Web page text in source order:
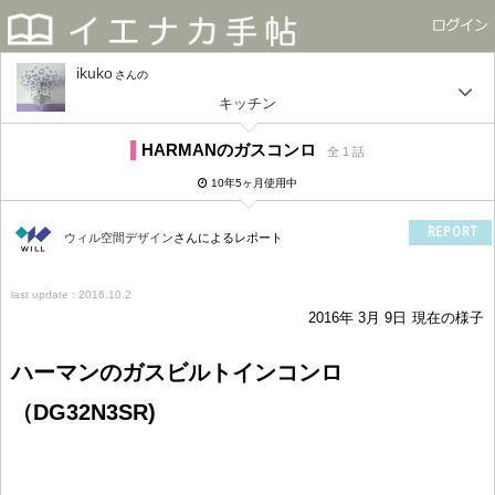
ikuko さん
キッチン
HARMANのガスコンロ 全 1 話
10年5ヶ月使用中
ウィル空間デザインさんによるレポート REPORT
last update : 2016.10.2
2016年 3月 9日 現在の様子
ハーマンのガスビルトインコンロ
（DG32N3SR)